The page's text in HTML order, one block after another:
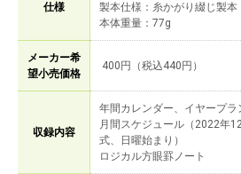
仕様
製本仕様：糸かがり綴じ製本
本体重量：77g
メーカー希
望小売価格
400円（税込440円）
収録内容
年間カレンダー、イヤープラ
月間スケジュール（2022年
式、日曜始まり）
ロジカル方眼罫ノート